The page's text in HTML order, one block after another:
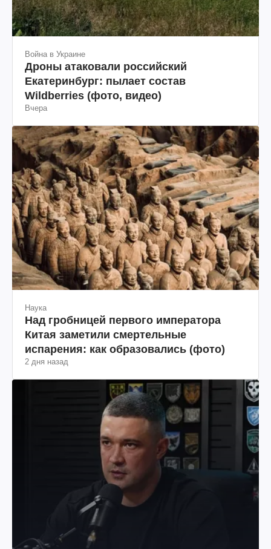
Война в Украине
Дроны атаковали российский
Екатеринбург: пылает состав
Wildberries (фото, видео)
Вчера
Наука
Над гробницей первого императора
Китая заметили смертельные
испарения: как образовались (фото)
2 дня назад